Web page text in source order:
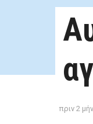
πριν 2